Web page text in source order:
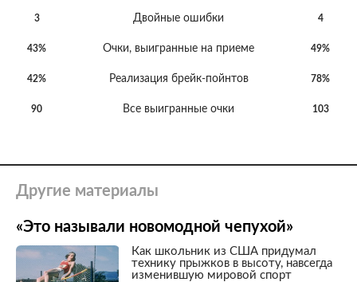
3 Двойные ошибки 4
43% Очки, выигранные на приеме 49%
42% Реализация брейк-пойнтов 78%
90 Все выигранные очки 103
Другие материалы
«Это называли новомодной чепухой»
Как школьник из США придумал
технику прыжков в высоту, навсегда
изменившую мировой спорт